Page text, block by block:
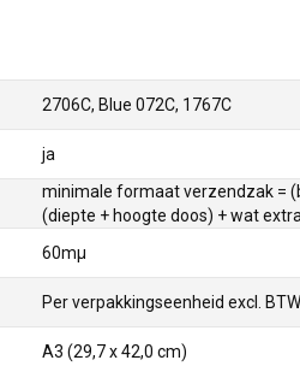
2706C, Blue 072C, 1767C
ja
minimale formaat verzendzak =
(diepte + hoogte doos) + wat
60mµ
Per verpakkingseenheid excl. BTW
A3 (29,7 x 42,0 cm)